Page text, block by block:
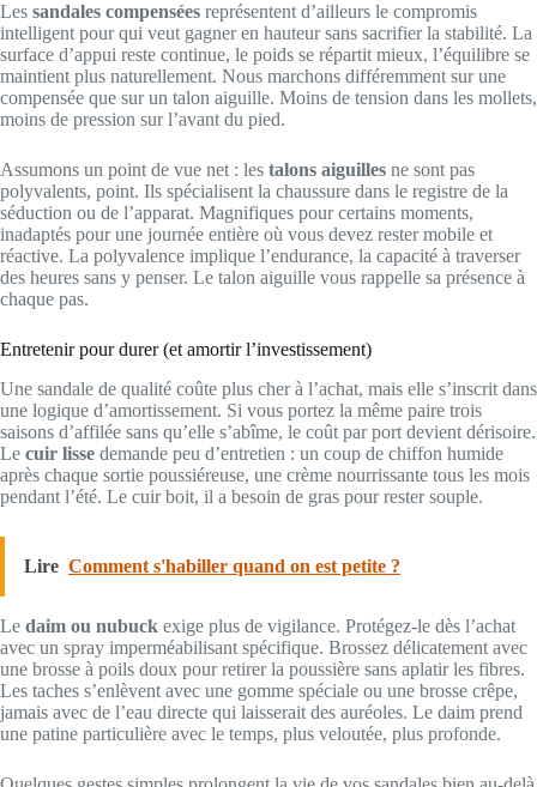
Les sandales compensées représentent d’ailleurs le compromis
intelligent pour qui veut gagner en hauteur sans sacrifier la stabilité. La
surface d’appui reste continue, le poids se répartit mieux, l’équilibre se
maintient plus naturellement. Nous marchons différemment sur une
compensée que sur un talon aiguille. Moins de tension dans les mollets,
moins de pression sur l’avant du pied.
Assumons un point de vue net : les talons aiguilles ne sont pas
polyvalents, point. Ils spécialisent la chaussure dans le registre de la
séduction ou de l’apparat. Magnifiques pour certains moments,
inadaptés pour une journée entière où vous devez rester mobile et
réactive. La polyvalence implique l’endurance, la capacité à traverser
des heures sans y penser. Le talon aiguille vous rappelle sa présence à
chaque pas.
Entretenir pour durer (et amortir l’investissement)
Une sandale de qualité coûte plus cher à l’achat, mais elle s’inscrit dans
une logique d’amortissement. Si vous portez la même paire trois
saisons d’affilée sans qu’elle s’abîme, le coût par port devient dérisoire.
Le cuir lisse demande peu d’entretien : un coup de chiffon humide
après chaque sortie poussiéreuse, une crème nourrissante tous les mois
pendant l’été. Le cuir boit, il a besoin de gras pour rester souple.
Lire Comment s'habiller quand on est petite ?
Le daim ou nubuck exige plus de vigilance. Protégez-le dès l’achat
avec un spray imperméabilisant spécifique. Brossez délicatement avec
une brosse à poils doux pour retirer la poussière sans aplatir les fibres.
Les taches s’enlèvent avec une gomme spéciale ou une brosse crêpe,
jamais avec de l’eau directe qui laisserait des auréoles. Le daim prend
une patine particulière avec le temps, plus veloutée, plus profonde.